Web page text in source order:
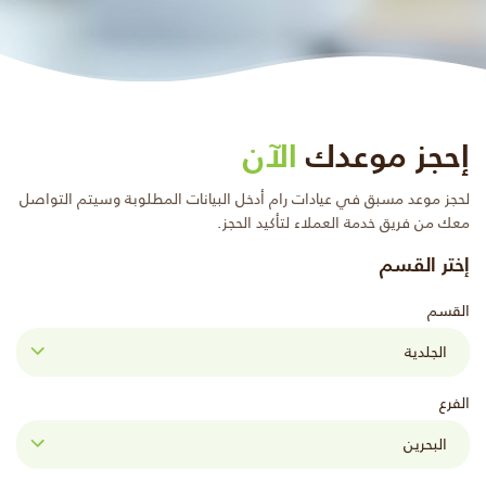
إحجز موعدكالآن
لحجز موعد مسبق في عيادات رام أدخل البيانات المطلوبة وسيتم التواصل
معك من فريق خدمة العملاء لتأكيد الحجز.
إختر القسم
القسم
الفرع